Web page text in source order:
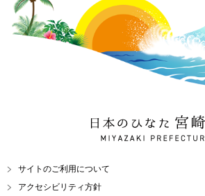
日本のひなた 宮崎県
MIYAZAKI PREFECTURE
サイトのご利用について
アクセシビリティ方針